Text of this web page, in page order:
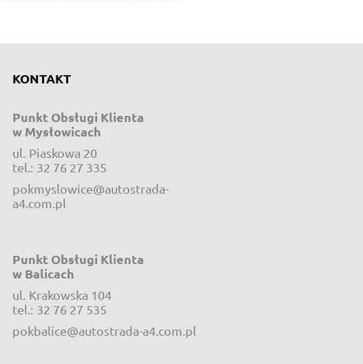
KONTAKT
Punkt Obsługi Klienta
w Mysłowicach
ul. Piaskowa 20
tel.: 32 76 27 335
pokmyslowice@autostrada-
a4.com.pl
Punkt Obsługi Klienta
w Balicach
ul. Krakowska 104
tel.: 32 76 27 535
pokbalice@autostrada-a4.com.pl